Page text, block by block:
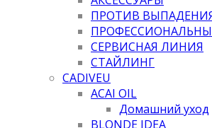
ПРОТИВ
СЕРВИСНАЯ ЛИНИЯ
СТАЙЛИНГ
CADIVEU
ACAI OIL
Домашний уход
BLONDE IDEA